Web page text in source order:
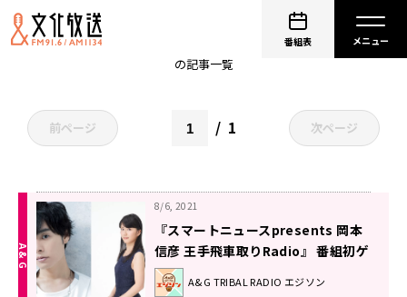
番組表
の記事一覧
前ページ 1 次ページ
8/6, 2021
『スマートニュースpresents 岡本
信彦 王手飛車取りRadio』 番組初ゲ
ストに、女流棋士・香川愛生が出演
決定！
A&G TRIBAL RADIO エジソン